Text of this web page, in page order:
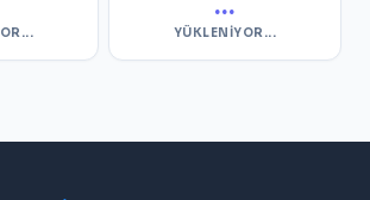
YÜKLENIYOR...